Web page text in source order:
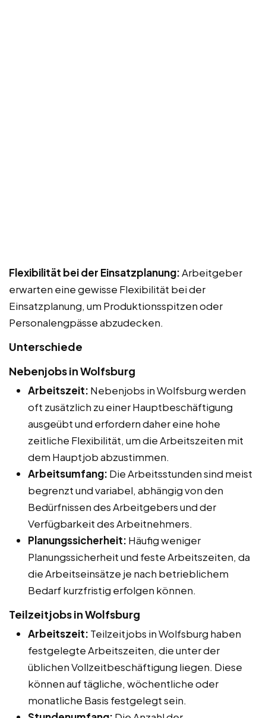
Flexibilität bei der Einsatzplanung:Arbeitgeber
erwarten eine gewisse Flexibilität bei der
Einsatzplanung, um Produktionsspitzen oder
Personalengpässe abzudecken.
Unterschiede
Nebenjobs in Wolfsburg
Arbeitszeit: Nebenjobs in Wolfsburg werden
oft zusätzlich zu einer Hauptbeschäftigung
ausgeübt und erfordern daher eine hohe
zeitliche Flexibilität, um die Arbeitszeiten mit
dem Hauptjob abzustimmen.
Arbeitsumfang: Die Arbeitsstunden sind meist
begrenzt und variabel, abhängig von den
Bedürfnissen des Arbeitgebers und der
Verfügbarkeit des Arbeitnehmers.
Planungssicherheit: Häufig weniger
Planungssicherheit und feste Arbeitszeiten, da
die Arbeitseinsätze je nach betrieblichem
Bedarf kurzfristig erfolgen können.
Teilzeitjobs in Wolfsburg
Arbeitszeit: Teilzeitjobs in Wolfsburg haben
festgelegte Arbeitszeiten, die unter der
üblichen Vollzeitbeschäftigung liegen. Diese
können auf tägliche, wöchentliche oder
monatliche Basis festgelegt sein.